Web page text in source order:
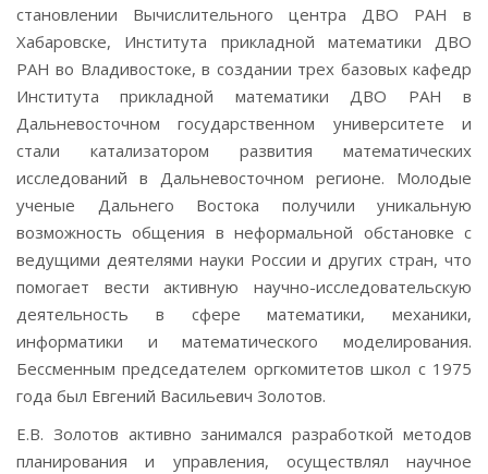
становлении Вычислительного центра ДВО РАН в
Хабаровске, Института прикладной математики ДВО
РАН во Владивостоке, в создании трех базовых кафедр
Института прикладной математики ДВО РАН в
Дальневосточном государственном университете и
стали катализатором развития математических
исследований в Дальневосточном регионе. Молодые
ученые Дальнего Востока получили уникальную
возможность общения в неформальной обстановке с
ведущими деятелями науки России и других стран, что
помогает вести активную научно-исследовательскую
деятельность в сфере математики, механики,
информатики и математического моделирования.
Бессменным председателем оргкомитетов школ с 1975
года был Евгений Васильевич Золотов.
Е.В. Золотов активно занимался разработкой методов
планирования и управления, осуществлял научное